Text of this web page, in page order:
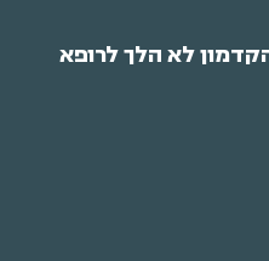
לא הלך לרופא